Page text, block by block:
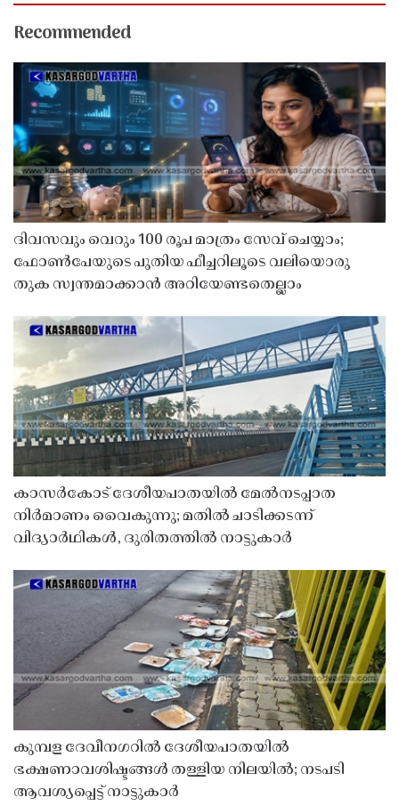
Recommended
ദിവസവും വെറും 100 രൂപ മാത്രം സേവ് ചെയ്യാം;
ഫോൺപേയുടെ പുതിയ ഫീച്ചറിലൂടെ വലിയൊരു
തുക സ്വന്തമാക്കാൻ അറിയേണ്ടതെല്ലാം
കാസർകോട് ദേശീയപാതയിൽ മേൽനടപ്പാത
നിർമാണം വൈകുന്നു; മതിൽ ചാടിക്കടന്ന്
വിദ്യാർഥികൾ, ദുരിതത്തിൽ നാട്ടുകാർ
കുമ്പള ദേവീനഗറിൽ ദേശീയപാതയിൽ
ഭക്ഷണാവശിഷ്ടങ്ങൾ തള്ളിയ നിലയിൽ; നടപടി
ആവശ്യപ്പെട്ട് നാട്ടുകാർ